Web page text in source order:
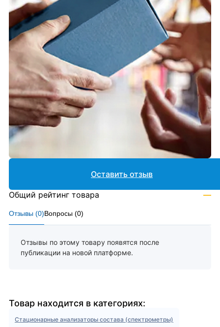
Отзывы (0)Вопросы (0)
Отзывы по этому товару появятся после
публикации на новой платформе.
Оставить отзыв
Общий рейтинг товара —
Товар находится в категориях:
Стационарные анализаторы состава (спектрометры)